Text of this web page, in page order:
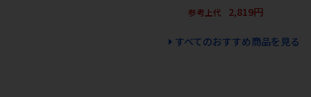
参考上代
2,819円
すべてのおすすめ商品を見る